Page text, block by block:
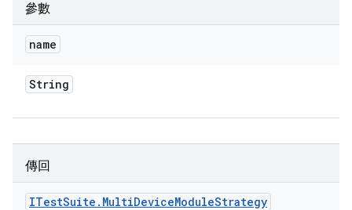
參數
name
String
傳回
ITestSuite . MultiDeviceModuleStrategy